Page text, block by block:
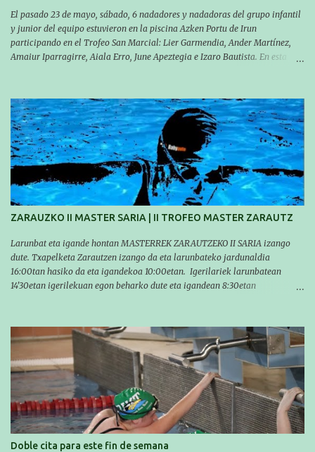
El pasado 23 de mayo, sábado, 6 nadadores y nadadoras del grupo infantil
y junior del equipo estuvieron en la piscina Azken Portu de Irun
participando en el Trofeo San Marcial: Lier Garmendia, Ander Martínez,
Amaiur Iparragirre, Aiala Erro, June Apeztegia e Izaro Bautista. En esta
marcas. A pesar de no conseguir marca, pasaron una tarde muy buena y
sirvió para reforzar su experiencia. La mayoría ya ha terminado la
temporada, pero seguiremos trabajando con quienes están en la recta final,
trabajando para que cada uno consiga sus objetivos personales. BRNPWR!
ZARAUZKO II MASTER SARIA | II TROFEO MASTER ZARAUTZ
Larunbat eta igande hontan MASTERREK ZARAUTZEKO II SARIA izango
dute. Txapelketa Zarautzen izango da eta larunbateko jardunaldia
16:00tan hasiko da eta igandekoa 10:00etan. Igerilariek larunbatean
14'30etan igerilekuan egon beharko dute eta igandean 8:30etan
domingo los MASTERS tendrán el II TROFEO MASTER DE ZARAUTZ. La
competición se celebrará en Zarautz a las 16:00 la jornada del sabado y a
las 10:00 la del domingo. Los/las nadadores/as tendrán que estar en la
piscina a las 14:30 el sabado y a las 8:30 el domingo (polideportivo
Aritzbatalde). SERIES
Doble cita para este fin de semana